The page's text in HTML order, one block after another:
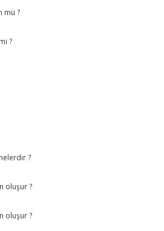
mü ?
?
?
oluşur ?
oluşur ?